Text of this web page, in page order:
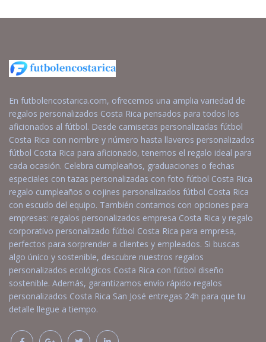
En futbolencostarica.com, ofrecemos una amplia variedad de
regalos personalizados Costa Rica pensados para todos los
aficionados al fútbol. Desde camisetas personalizadas fútbol
Costa Rica con nombre y número hasta llaveros personalizados
fútbol Costa Rica para aficionado, tenemos el regalo ideal para
cada ocasión. Celebra cumpleaños, graduaciones o fechas
especiales con tazas personalizadas con foto fútbol Costa Rica
regalo cumpleaños o cojines personalizados fútbol Costa Rica
con escudo del equipo. También contamos con opciones para
empresas: regalos personalizados empresa Costa Rica y regalo
corporativo personalizado fútbol Costa Rica para empresa,
perfectos para sorprender a clientes y empleados. Si buscas
algo único y sostenible, descubre nuestros regalos
personalizados ecológicos Costa Rica con fútbol diseño
sostenible. Además, garantizamos envío rápido regalos
personalizados Costa Rica San José entregas 24h para que tu
detalle llegue a tiempo.